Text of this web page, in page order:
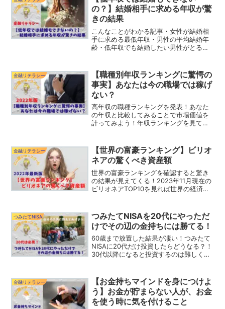
断しよう！
の？】結婚相手に求める年収が驚
きの結果
こんなことがわかる記事・女性が結婚相
手に求める最低年収・男性の平均結婚年
齢・低年収でも結婚したい男性がとるべ
ん、いつもありがとうございます。）こ
ここんにちは！年収はそこ...
金融リテラシー
【職種別年収ランキングに驚愕の
事実】あなたは今の職場では稼げ
ない？
高年収の職種ランキングを発表！あなた
の年収と比較してみることで市場価値を
計ってみよう！年収ランキングを見てあ
金融リテラシー
【世界の富豪ランキング】ビリオ
ネアの驚くべき資産額
世界の富豪ランキングを確認すると驚き
の結果が見えてくる！2023年11月現在の
ビリオネアTOP10を見れば世界の経済が
つみたてNISA
つみたてNISAを20代にやっただ
けでその辺の金持ちには勝てる！
60歳まで放置した結果が凄い！つみたて
NISAに20代だけ投資したらどうなる？！
30代以降になると投資するのは難しくな
10倍になる？！これであなたの老後は安
泰です
金融リテラシー
【お金持ちマインドを身につけよ
う】お金が貯まらない人が、お金
を使う時に気を付けること